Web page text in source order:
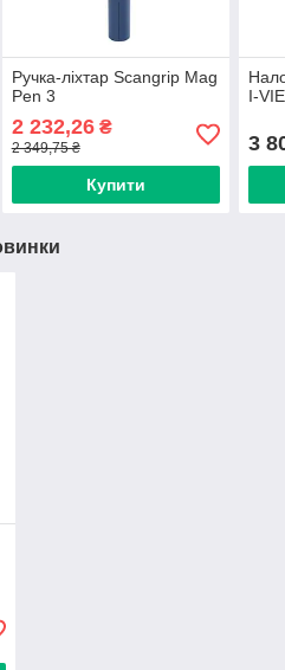
Ручка-ліхтар Scangrip Mag
Pen 3
2 232,26₴
2 349,75 ₴
Купити
I-
3